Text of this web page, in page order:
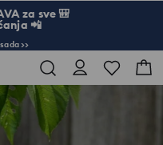
za sve 🎒
📲
>>